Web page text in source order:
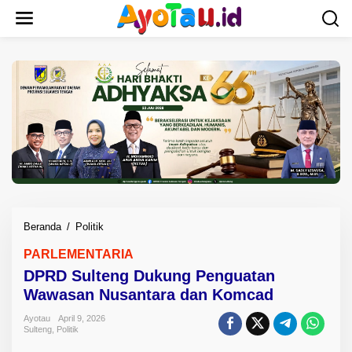
Beranda / Politik
R
D
S
l
PARLEMENTARIA
DPRD Sulteng Dukung Penguatan
Wawasan Nusantara dan Komcad
Ayotau
April 9, 2026
Sulteng Politik